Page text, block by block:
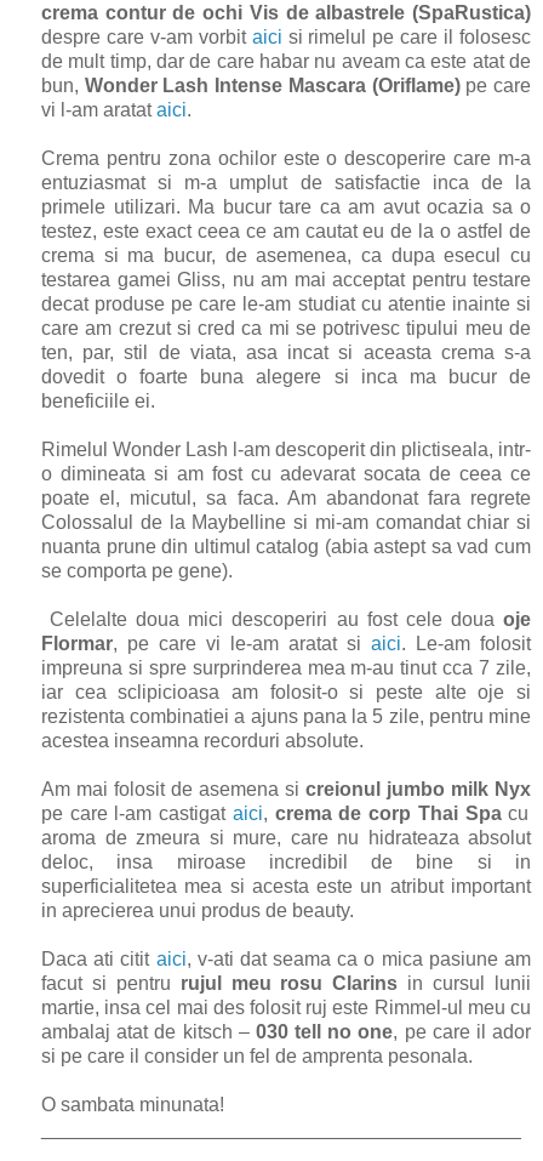
crema contur de ochi Vis de albastrele (SpaRustica)
despre care v-am vorbit aici si rimelul pe care il folosesc
de mult timp, dar de care habar nu aveam ca este atat de
bun, Wonder Lash Intense Mascara (Oriflame)pe care
vi l-am aratataici.
Crema pentru zona ochilor este o descoperire care m-a
entuziasmat si m-a umplut de satisfactie inca de la
primele utilizari. Ma bucur tare ca am avut ocazia sa o
testez, este exact ceea ce am cautat eu de la o astfel de
crema si ma bucur, de asemenea, ca dupa esecul cu
testarea gamei Gliss, nu am mai acceptat pentru testare
decat produse pe care le-am studiat cu atentie inainte si
care am crezut si cred ca mi se potrivesc tipului meu de
ten, par, stil de viata, asa incat si aceasta crema s-a
dovedit o foarte buna alegere si inca ma bucur de
beneficiile ei.
Rimelul Wonder Lash l-am descoperit din plictiseala, intr-
o dimineata si am fost cu adevarat socata de ceea ce
poate el, micutul, sa faca. Am abandonat fara regrete
Colossalul de la Maybelline si mi-am comandat chiar si
nuanta prune din ultimul catalog (abia astept sa vad cum
se comporta pe gene).
Celelalte doua mici descoperiri au fost cele douaoje
Flormar, pe care vi le-am aratat si aici. Le-am folosit
impreuna si spre surprinderea mea m-au tinut cca 7 zile,
iar cea sclipicioasa am folosit-o si peste alte oje si
rezistenta combinatiei a ajuns pana la 5 zile, pentru mine
acestea inseamna recorduri absolute.
Am mai folosit de asemena si creionul jumbo milk Nyx
pe care l-am castigat aici, crema de corp Thai Spacu
aroma de zmeura si mure, care nu hidrateaza absolut
deloc, insa miroase incredibil de bine si in
superficialitetea mea si acesta este un atribut important
in aprecierea unui produs de beauty.
Daca ati citit aici, v-ati dat seama ca o mica pasiune am
facut si pentru rujul meu rosu Clarins in cursul lunii
martie, insa cel mai des folosit ruj este Rimmel-ul meu cu
ambalaj atat de kitsch – 030 tell no one, pe care il ador
si pe care il consider un fel de amprenta pesonala.
O sambata minunata!